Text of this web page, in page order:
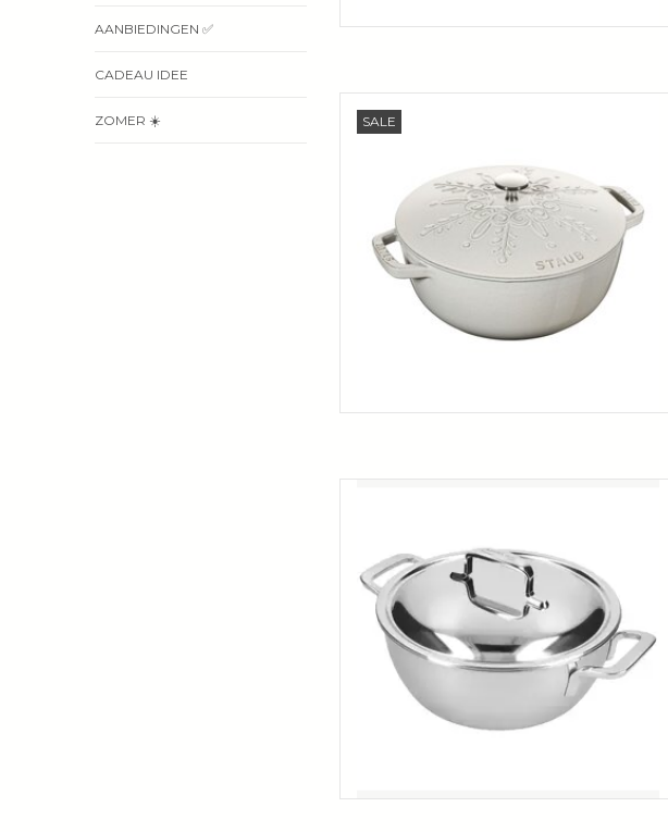
AANBIEDINGEN ✅
CADEAU IDEE
ZOMER ☀️ SALE
Truffle. Art Edition gietijzeren braadpan met
email. Perfect voor stoof, risotto & brood. Design &
kookprestatie in één.
TOEVOEGEN AAN WINKELWAGEN
inductie.
TOEVOEGEN AAN WINKELWAGEN